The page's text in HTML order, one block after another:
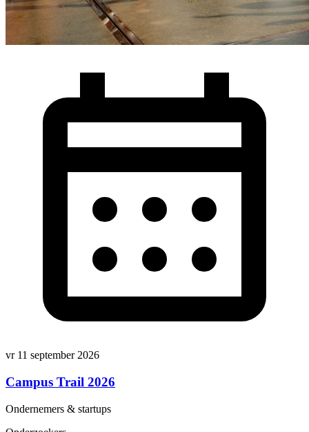
vr 11 september 2026
Campus Trail 2026
Ondernemers & startups